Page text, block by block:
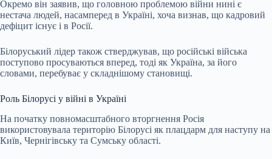
Окремо він заявив, що головною проблемою війни нині є
нестача людей, насамперед в Україні, хоча визнав, що кадровий
дефіцит існує і в Росії.
Білоруський лідер також стверджував, що російські війська
поступово просуваються вперед, тоді як Україна, за його
словами, перебуває у складнішому становищі.
Роль Білорусі у війні в Україні
На початку повномасштабного вторгнення Росія
використовувала територію Білорусі як плацдарм для наступу на
Київ, Чернігівську та Сумську області.